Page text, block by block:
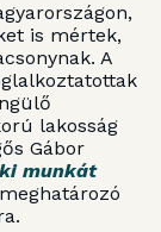
is mértek,
A
lakosság
Gábor
munkát